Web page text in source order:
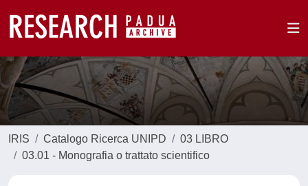
IRIS Catalogo Ricerca UNIPD
03 LIBRO
03.01 - Monografia o trattato scientifico